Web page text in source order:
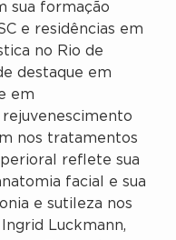
sua formação
e residências em
no Rio de
destaque em
em
nos tratamentos
reflete sua
facial e sua
e sutileza nos
Luckmann,